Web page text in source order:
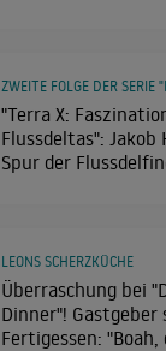
"Terra X:
Flussdeltas": Jakob
Spur der
ZWEITE FOLGE DER SERIE
Überraschung bei
Dinner"! Gastgeber
Fertigessen:
LEONS SCHERZKÜCHE